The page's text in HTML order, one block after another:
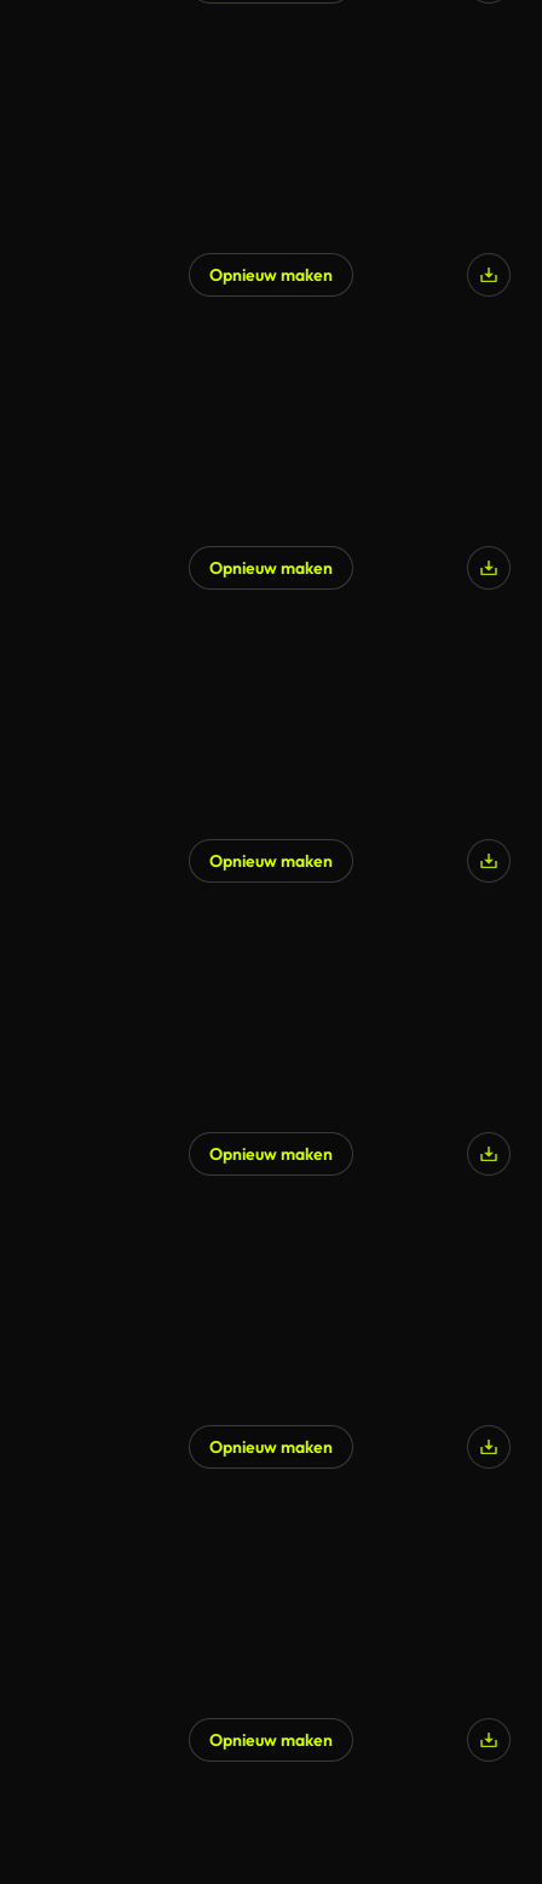
Opnieuw maken
Opnieuw maken
Opnieuw maken
Opnieuw maken
Opnieuw maken
Opnieuw maken